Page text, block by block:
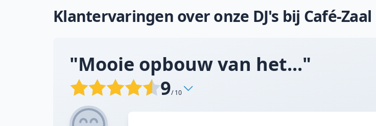
Klantervaringen over onze DJ's bij Café-Zaal
"Mooie opbouw van het..."
9/ 10